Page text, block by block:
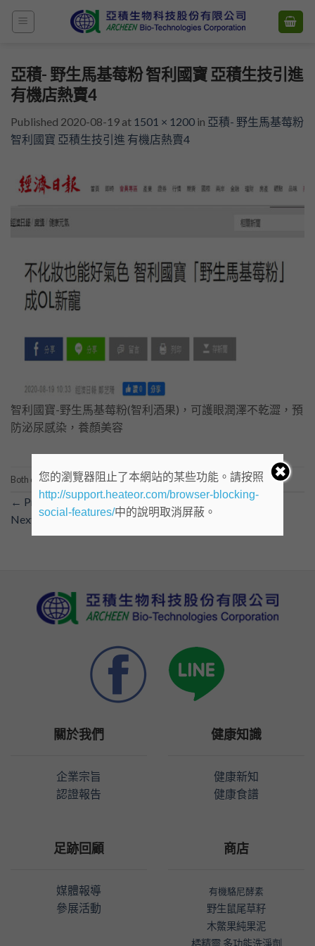
Skip
亞積- 野生馬基莓粉 智利國寶 亞積生技引進
有機店熱賣4
Published 2020-08-19 at 1501 × 1200 in 亞積- 野生馬基莓粉
智利國寶 亞積生技引進 有機店熱賣4
智利國寶-野生馬基莓粉(智利酒果)，可護眼潤澤不乾澀，預
防泌尿感染，養顏美容
Both comments and trackbacks are currently closed.
← Previous
Next →
關於我們
企業宗旨
認證報告
健康知識
健康新知
健康食譜
足跡回顧
媒體報導
參展活動
商店
有機駱尼酵素
野生鼠尾草籽
木鱉果純果泥
橘精靈 多功能洗淨劑
您的瀏覽器阻止了本網站的某些功能。請按照
http://support.heateor.com/browser-blocking-
social-features/中的說明取消屏蔽。